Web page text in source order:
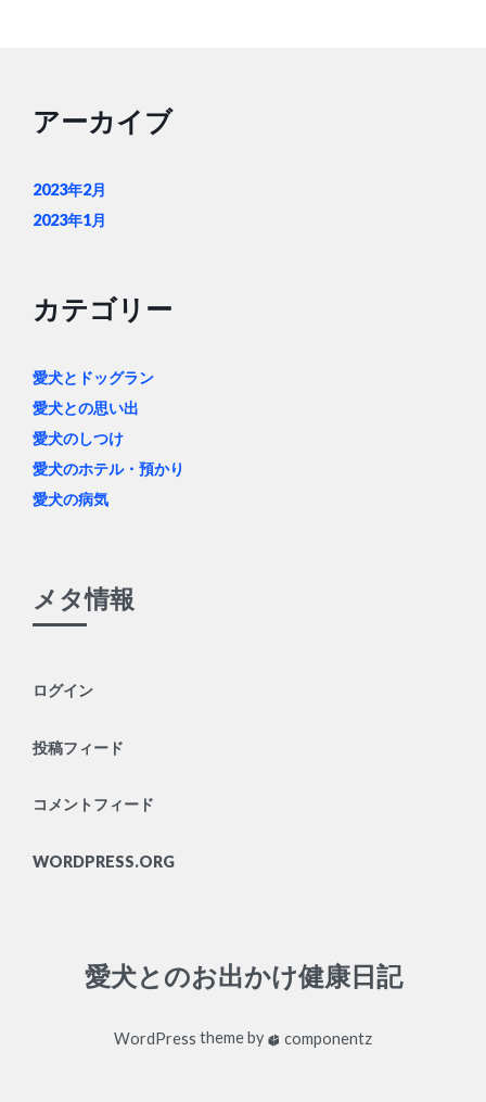
愛犬とのお出かけ健康日記
WordPress theme by componentz
アーカイブ
2023年2月
2023年1月
カテゴリー
愛犬とドッグラン
愛犬との思い出
愛犬のしつけ
愛犬のホテル・預かり
愛犬の病気
メタ情報
ログイン
投稿フィード
コメントフィード
WORDPRESS.ORG